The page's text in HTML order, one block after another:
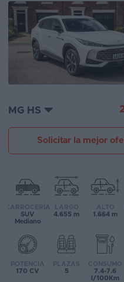
Segunda
mano
Eléctricos
de
Guías
de
compra
Comparador
Favoritos
MG HS
Solicitar la mejor
CARROCERÍA
SUV
Mediano
LARGO
4.655 m
ALTO
1.664 m
POTENCIA
170 CV
PLAZAS
5
CONSUMO
7.4-7.6
l/100Km